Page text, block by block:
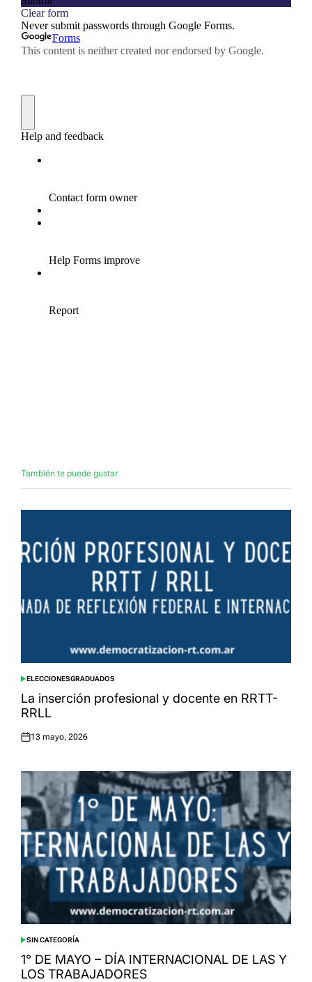
También te puede gustar
POSTED
IN
ELECCIONESGRADUADOS
La inserción profesional y docente en RRTT-
RRLL
Posted
13 mayo, 2026
POSTED
IN
SIN CATEGORÍA
1° DE MAYO – DÍA INTERNACIONAL DE LAS Y
LOS TRABAJADORES